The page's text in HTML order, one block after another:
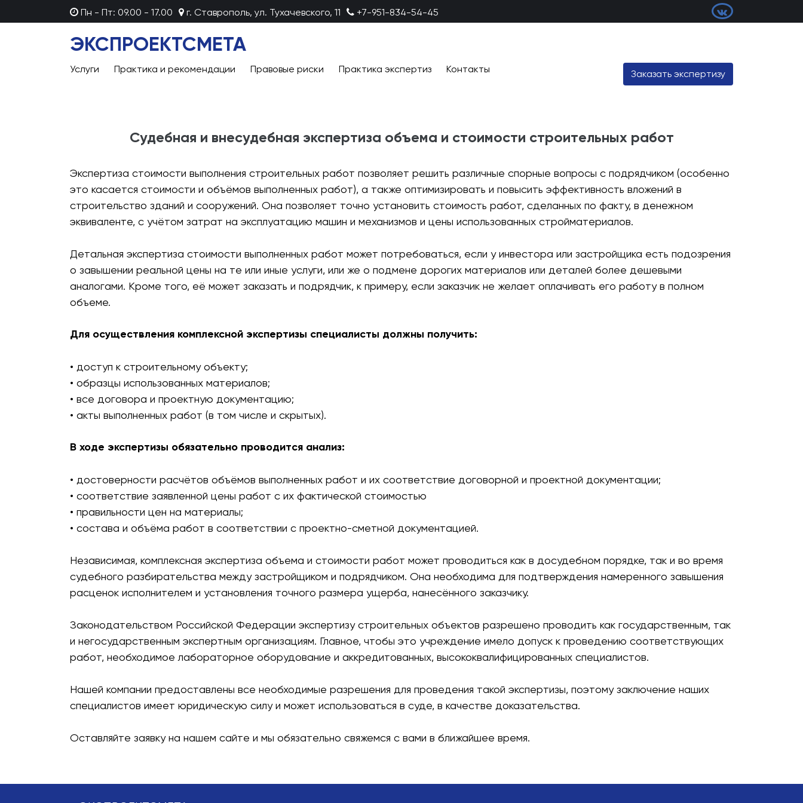
Пн - Пт: 09.00 - 17.00 г. Ставрополь, ул. Тухачевского, 11 +7-951-834-54-45
ЭКСПРОЕКТСМЕТА
Услуги Практика и рекомендации Правовые риски Практика экспертиз Контакты Заказать экспертизу
Судебная и внесудебная экспертиза объема и стоимости строительных работ
Экспертиза стоимости выполнения строительных работ позволяет решить различные спорные вопросы с подрядчиком (особенно
это касается стоимости и объёмов выполненных работ), а также оптимизировать и повысить эффективность вложений в
строительство зданий и сооружений. Она позволяет точно установить стоимость работ, сделанных по факту, в денежном
эквиваленте, с учётом затрат на эксплуатацию машин и механизмов и цены использованных стройматериалов.
Детальная экспертиза стоимости выполненных работ может потребоваться, если у инвестора или застройщика есть подозрения
о завышении реальной цены на те или иные услуги, или же о подмене дорогих материалов или деталей более дешевыми
аналогами. Кроме того, её может заказать и подрядчик, к примеру, если заказчик не желает оплачивать его работу в полном
объеме.
Для осуществления комплексной экспертизы специалисты должны получить:
• доступ к строительному объекту;
• образцы использованных материалов;
• все договора и проектную документацию;
• акты выполненных работ (в том числе и скрытых).
В ходе экспертизы обязательно проводится анализ:
• достоверности расчётов объёмов выполненных работ и их соответствие договорной и проектной документации;
• соответствие заявленной цены работ с их фактической стоимостью
• правильности цен на материалы;
• состава и объёма работ в соответствии с проектно-сметной документацией.
Независимая, комплексная экспертиза объема и стоимости работ может проводиться как в досудебном порядке, так и во время
судебного разбирательства между застройщиком и подрядчиком. Она необходима для подтверждения намеренного завышения
расценок исполнителем и установления точного размера ущерба, нанесённого заказчику.
Законодательством Российской Федерации экспертизу строительных объектов разрешено проводить как государственным, так
и негосударственным экспертным организациям. Главное, чтобы это учреждение имело допуск к проведению соответствующих
работ, необходимое лабораторное оборудование и аккредитованных, высококвалифицированных специалистов.
Нашей компании предоставлены все необходимые разрешения для проведения такой экспертизы, поэтому заключение наших
специалистов имеет юридическую силу и может использоваться в суде, в качестве доказательства.
Оставляйте заявку на нашем сайте и мы обязательно свяжемся с вами в ближайшее время.